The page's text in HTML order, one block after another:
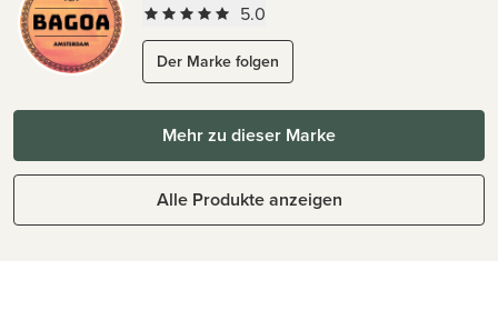
5.0
Der Marke folgen
Mehr zu dieser Marke
Alle Produkte anzeigen